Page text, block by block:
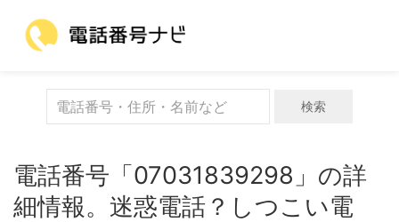
検索
電話番号「07031839298」の詳
細情報。迷惑電話？しつこい電